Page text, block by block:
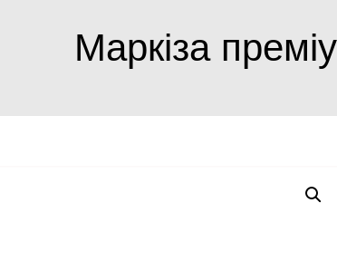
Маркіза